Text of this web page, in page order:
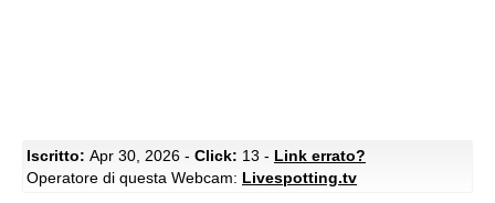
Iscritto: Apr 30, 2026 - Click: 13 - Link errato?
Operatore di questa Webcam: Livespotting.tv